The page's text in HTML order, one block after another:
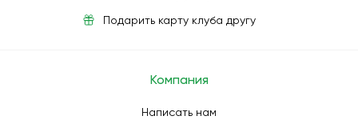
Подарить карту клуба другу
Компания
Написать нам